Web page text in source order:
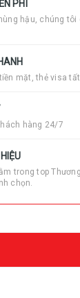
PHÍ
hậu, chúng tôi
mặt, thẻ visa
hàng 24/7
trong top
chọn.